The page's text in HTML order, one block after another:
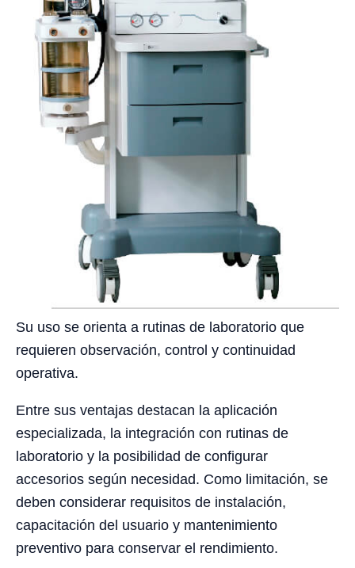
Su uso se orienta a rutinas de laboratorio que
requieren observación, control y continuidad
operativa.
Entre sus ventajas destacan la aplicación
especializada, la integración con rutinas de
laboratorio y la posibilidad de configurar
accesorios según necesidad. Como limitación, se
deben considerar requisitos de instalación,
capacitación del usuario y mantenimiento
preventivo para conservar el rendimiento.